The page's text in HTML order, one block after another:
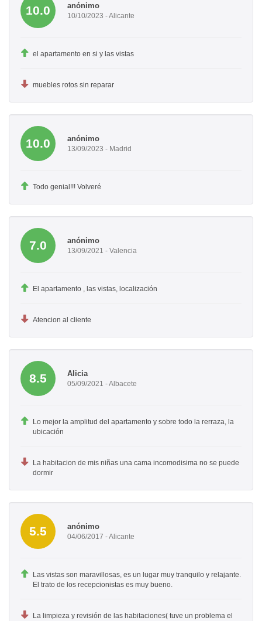
10.0 anónimo
10/10/2023 - Alicante
el apartamento en si y las vistas
muebles rotos sin reparar
10.0 anónimo
13/09/2023 - Madrid
Todo genial!!! Volveré
7.0 anónimo
13/09/2021 - Valencia
El apartamento , las vistas, localización
Atencion al cliente
8.5 Alicia
05/09/2021 - Albacete
Lo mejor la amplitud del apartamento y sobre todo la rerraza, la
ubicación
La habitacion de mis niñas una cama incomodisima no se puede
dormir
5.5 anónimo
04/06/2017 - Alicante
Las vistas son maravillosas, es un lugar muy tranquilo y relajante.
El trato de los recepcionistas es muy bueno.
La limpieza y revisión de las habitaciones( tuve un problema el